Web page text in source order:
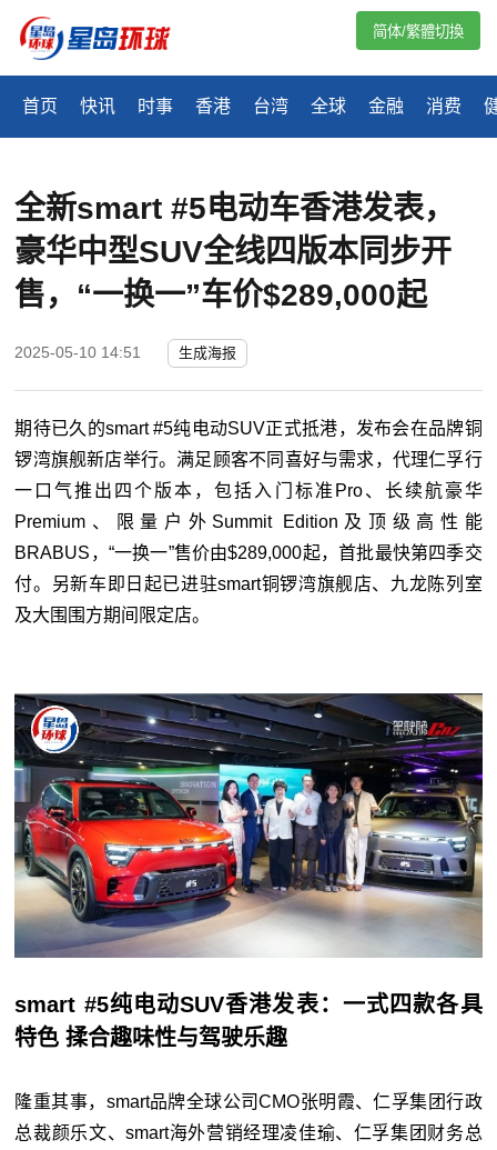
首页 快讯 时事 香港 台湾 全球 金融 消费
简体/繁體切換
全新smart #5电动车香港发表，
豪华中型SUV全线四版本同步开
售，“一换一”车价$289,000起
2025-05-10 14:51 生成海报
期待已久的smart #5纯电动SUV正式抵港，发布会在品牌铜
锣湾旗舰新店举行。满足顾客不同喜好与需求，代理仁孚行
一口气推出四个版本，包括入门标准Pro、长续航豪华
Premium、限量户外Summit Edition及顶级高性能
BRABUS，“一换一”售价由$289,000起，首批最快第四季交
付。另新车即日起已进驻smart铜锣湾旗舰店、九龙陈列室
及大围围方期间限定店。
smart #5纯电动SUV香港发表：一式四款各具
特色 揉合趣味性与驾驶乐趣
隆重其事，smart品牌全球公司CMO张明霞、仁孚集团行政
总裁颜乐文、smart海外营销经理凌佳瑜、仁孚集团财务总